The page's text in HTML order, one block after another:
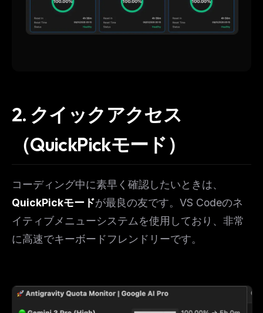
2. クイックアクセス
（QuickPickモード）
コーディング中に素早く確認したいときは、
QuickPickモードが最良の友です。VS Codeのネ
イティブメニューシステムを使用しており、非常
に高速でキーボードフレンドリーです。
THIS WEEK'S DIGEST
MCP pick of the week
New agent skill drop